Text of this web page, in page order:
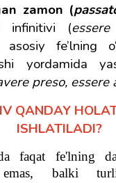
zamon (
infinitivi (essere
asosiy fe’lning
yordamida
preso, essere
QANDAY
ISHLATILADI?
faqat fe'lning
emas, balki